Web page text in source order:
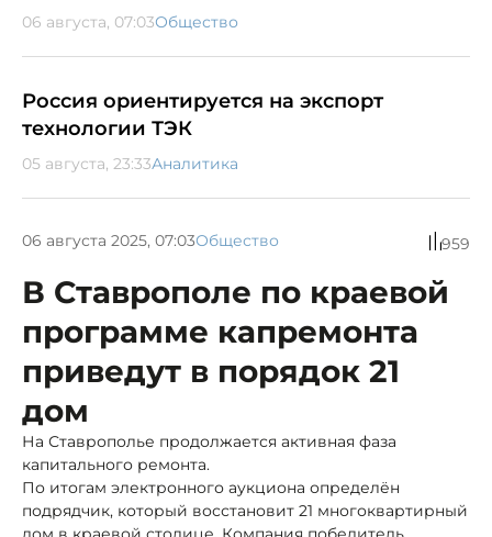
06 августа, 07:03Общество
Россия ориентируется на экспорт
технологии ТЭК
05 августа, 23:33Аналитика
06 августа 2025, 07:03Общество 959
В Ставрополе по краевой
программе капремонта
приведут в порядок 21
дом
На Ставрополье продолжается активная фаза
капитального ремонта.
По итогам электронного аукциона определён
подрядчик, который восстановит 21 многоквартирный